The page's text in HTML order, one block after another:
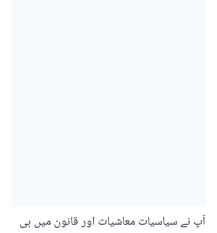
آپ نے سیاسیات معاشیات اور قانون میں بی